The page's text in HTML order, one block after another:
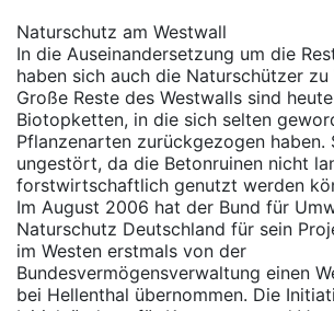
Naturschutz am Westwall
In die Auseinandersetzung um die
haben sich auch die Naturschützer
Große Reste des Westwalls sind
Biotopketten, in die sich selten
Pflanzenarten zurückgezogen haben.
ungestört, da die Betonruinen nicht
forstwirtschaftlich genutzt werden
Im August 2006 hat der Bund für
Naturschutz Deutschland für sein
im Westen erstmals von der
Bundesvermögensverwaltung einen
bei Hellenthal übernommen. Die